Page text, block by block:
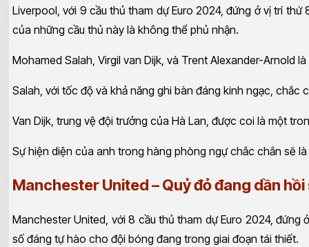
Liverpool, với 9 cầu thủ tham dự Euro 2024, đứng ở vị trí
của những cầu thủ này là không thể phủ nhận.
Mohamed Salah, Virgil van Dijk, và Trent Alexander-Arnold
Salah, với tốc độ và khả năng ghi bàn đáng kinh ngạc,
Van Dijk, trung vệ đội trưởng của Hà Lan, được coi là một
Sự hiện diện của anh trong hàng phòng ngự chắc chắn sẽ
Manchester United – Quỷ đỏ đang dần hồi
Manchester United, với 8 cầu thủ tham dự Euro 2024, đứng
số đáng tự hào cho đội bóng đang trong giai đoạn tái thiết.